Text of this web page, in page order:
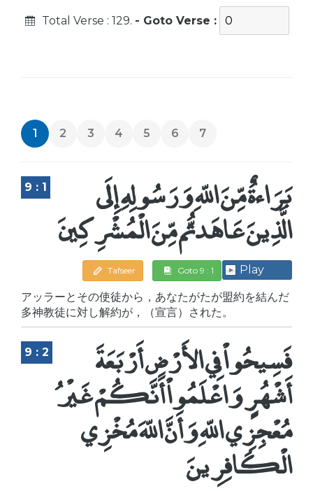
Total Verse : 129. - Goto Verse :
1 2 3 4 5 6 7
9 : 1 بَرَاءةٌ مِّنَ اللّهِ وَرَسُولِهِ إِلَى
الَّذِينَ عَاهَدتُّم مِّنَ الْمُشْرِكِينَ
Tafseer Goto 9 : 1 Play
アッラーとその使徒から，あなたがたが盟約を結んだ
多神教徒に対し解約が，（宣言）された。
9 : 2 فَسِيحُواْ فِي الأَرْضِ أَرْبَعَةَ
أَشْهُرٍ وَاعْلَمُواْ أَنَّكُمْ غَيْرُ
مُعْجِزِي اللّهِ وَأَنَّ اللّهَ مُخْزِي
الْكَافِرِينَ